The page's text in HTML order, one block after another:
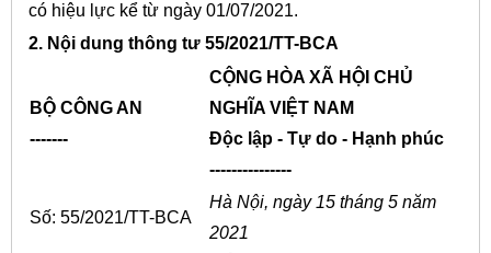
có hiệu lực kể từ ngày 01/07/2021.
2. Nội dung thông tư 55/2021/TT-BCA
BỘ CÔNG AN
-------
CỘNG HÒA XÃ HỘI CHỦ
NGHĨA VIỆT NAM
Độc lập - Tự do - Hạnh phúc
---------------
Số: 55/2021/TT-BCA
Hà Nội, ngày 15 tháng 5 năm
2021